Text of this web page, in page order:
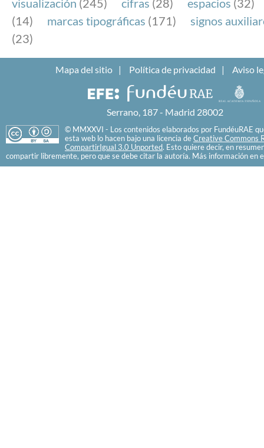
(14)
marcas tipográficas (171)
signos
(23)
Mapa del sitio Política de privacidad Aviso
Serrano, 187 - Madrid 28002
© MMXXVI - Los contenidos elaborados por FundéuRAE
esta web lo hacen bajo una licencia de Creative Commons
CompartirIgual 3.0 Unported. Esto quiere decir, en
compartir libremente, pero que se debe citar la autoría. Más información en